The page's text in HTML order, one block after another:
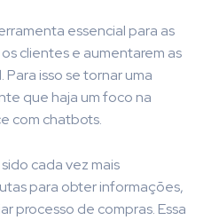
essencial para as
clientes e aumentarem as
isso se tornar uma
que haja um foco na
com chatbots.
cada vez mais
para obter informações,
processo de compras. Essa